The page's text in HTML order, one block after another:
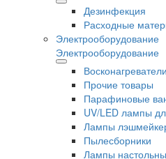
Дезинфекция
Расходные
Электрооборудование
Электрооборудование
Восконагреватели
Прочие товары
Парафиновые
UV/LED лампы
Лампы
Пылесборники
Лампы